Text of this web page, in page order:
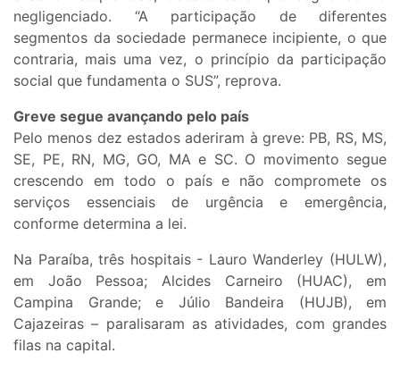
negligenciado. “A participação de diferentes
segmentos da sociedade permanece incipiente, o que
contraria, mais uma vez, o princípio da participação
social que fundamenta o SUS”, reprova.
Greve segue avançando pelo país
Pelo menos dez estados aderiram à greve: PB, RS, MS,
SE, PE, RN, MG, GO, MA e SC. O movimento segue
crescendo em todo o país e não compromete os
serviços essenciais de urgência e emergência,
conforme determina a lei.
Na Paraíba, três hospitais - Lauro Wanderley (HULW),
em João Pessoa; Alcides Carneiro (HUAC), em
Campina Grande; e Júlio Bandeira (HUJB), em
Cajazeiras – paralisaram as atividades, com grandes
filas na capital.